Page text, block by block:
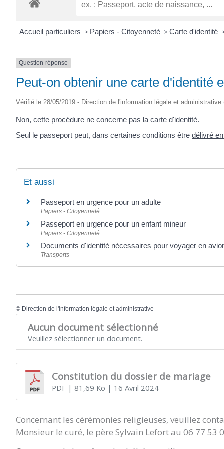
Accueil particuliers > Papiers - Citoyenneté > Carte d'identité
Question-réponse
Peut-on obtenir une carte d'identité
Vérifié le 28/05/2019 - Direction de l'information légale et administrative
Non, cette procédure ne concerne pas la carte d'identité.
Seul le passeport peut, dans certaines conditions être délivré
Et aussi
Passeport en urgence pour un adulte
Papiers - Citoyenneté
Passeport en urgence pour un enfant mineur
Papiers - Citoyenneté
Documents d'identité nécessaires pour voyager en
Transports
© Direction de l'information légale et administrative
Aucun document sélectionné
Veuillez sélectionner un document.
Constitution du dossier de mariage
PDF| 81,69 Ko | 16 Avril 2024
Concernant les cérémonies religieuses, veuillez
Monsieur le curé, le père Sylvain Lefort au 06 77